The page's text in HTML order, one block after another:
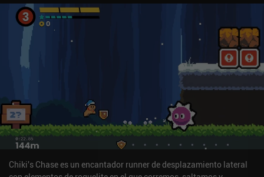
Chiki's Chase es un encantador runner de desplazamiento lateral